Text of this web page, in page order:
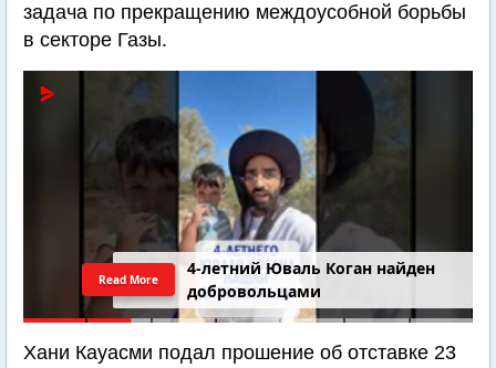
задача по прекращению междоусобной борьбы
в секторе Газы.
4-летний Юваль Коган найден
добровольцами
Read More
Хани Кауасми подал прошение об отставке 23